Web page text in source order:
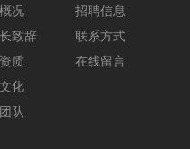
况
致辞
质
化
队
招聘信息
联系方式
在线留言